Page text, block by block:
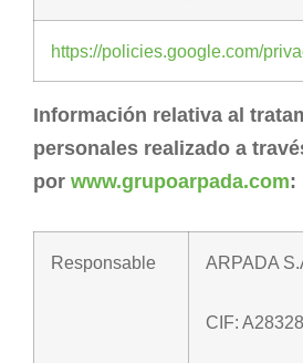
https://policies.google.com/
Información relativa al
personales realizado a
por www.grupoarpada.com:
Responsable ARPADA
CIF: